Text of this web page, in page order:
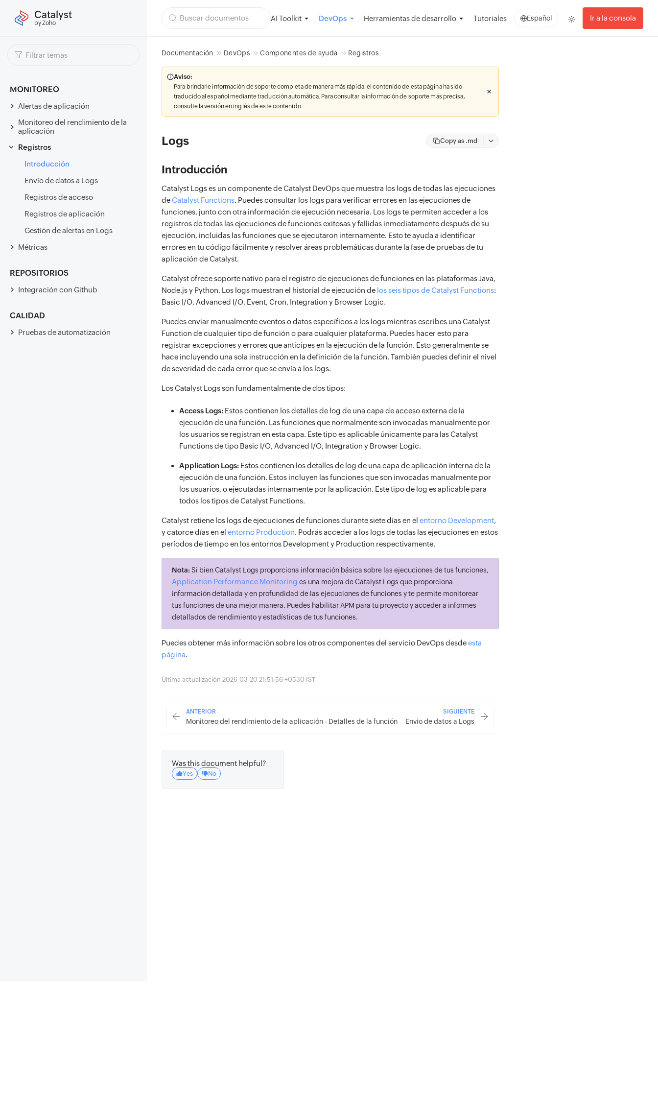
Catalyst
by Zoho
AI Toolkit DevOps Herramientas de desarrollo Tutoriales Español Ir a la consola
MONITOREO
Alertas de aplicación
Monitoreo del rendimiento de la
aplicación
Registros
Introducción
Envío de datos a Logs
Registros de acceso
Registros de aplicación
Gestión de alertas en Logs
Métricas
REPOSITORIOS
Integración con Github
CALIDAD
Pruebas de automatización
Documentación DevOps Componentes de ayuda Registros
Aviso:
Para brindarle información de soporte completa de manera más rápida, el contenido de esta página ha sido
traducido al español mediante traducción automática. Para consultar la información de soporte más precisa,
consulte la versión en inglés de este contenido.
Logs Copy as .md
Introducción
Catalyst Logs es un componente de Catalyst DevOps que muestra los logs de todas las ejecuciones
deCatalyst Functions. Puedes consultar los logs para verificar errores en las ejecuciones de
funciones, junto con otra información de ejecución necesaria. Los logs te permiten acceder a los
registros de todas las ejecuciones de funciones exitosas y fallidas inmediatamente después de su
ejecución, incluidas las funciones que se ejecutaron internamente. Esto te ayuda a identificar
errores en tu código fácilmente y resolver áreas problemáticas durante la fase de pruebas de tu
aplicación de Catalyst.
Catalyst ofrece soporte nativo para el registro de ejecuciones de funciones en las plataformas Java,
Node.js y Python. Los logs muestran el historial de ejecución de los seis tipos de Catalyst Functions:
Basic I/O, Advanced I/O, Event, Cron, Integration y Browser Logic.
Puedes enviar manualmente eventos o datos específicos a los logs mientras escribes una Catalyst
Function de cualquier tipo de función o para cualquier plataforma. Puedes hacer esto para
registrar excepciones y errores que anticipes en la ejecución de la función. Esto generalmente se
hace incluyendo una sola instrucción en la definición de la función. También puedes definir el nivel
de severidad de cada error que se envía a los logs.
Los Catalyst Logs son fundamentalmente de dos tipos:
Access Logs: Estos contienen los detalles de log de una capa de acceso externa de la
ejecución de una función. Las funciones que normalmente son invocadas manualmente por
los usuarios se registran en esta capa. Este tipo es aplicable únicamente para las Catalyst
Functions de tipo Basic I/O, Advanced I/O, Integration y Browser Logic.
Application Logs: Estos contienen los detalles de log de una capa de aplicación interna de la
ejecución de una función. Estos incluyen las funciones que son invocadas manualmente por
los usuarios, o ejecutadas internamente por la aplicación. Este tipo de log es aplicable para
todos los tipos de Catalyst Functions.
Catalyst retiene los logs de ejecuciones de funciones durante siete días en el entorno Development,
y catorce días en el entorno Production. Podrás acceder a los logs de todas las ejecuciones en estos
períodos de tiempo en los entornos Development y Production respectivamente.
Nota: Si bien Catalyst Logs proporciona información básica sobre las ejecuciones de tus funciones,
Application Performance Monitoring es una mejora de Catalyst Logs que proporciona
información detallada y en profundidad de las ejecuciones de funciones y te permite monitorear
tus funciones de una mejor manera. Puedes habilitar APM para tu proyecto y acceder a informes
detallados de rendimiento y estadísticas de tus funciones.
Puedes obtener más información sobre los otros componentes del servicio DevOps desdeesta
página.
Última actualización 2026-03-20 21:51:56 +0530 IST
ANTERIOR
Monitoreo del rendimiento de la aplicación - Detalles de la función
SIGUIENTE
Envío de datos a Logs
Was this document helpful?
Yes No